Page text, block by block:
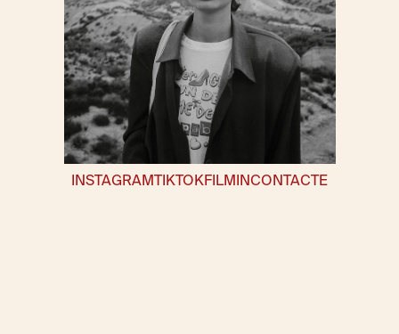
INSTAGRAMTIKTOKFILMINCONTACTE